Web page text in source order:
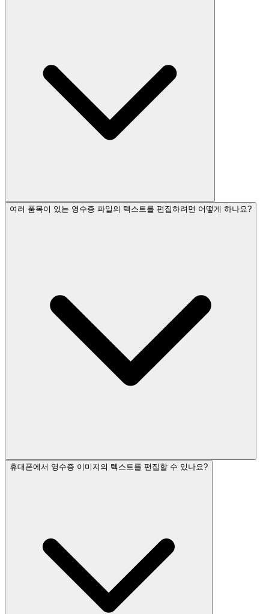
여러 품목이 있는 영수증 파일의 텍스트를 편집하려면 어떻게 하나요?
휴대폰에서 영수증 이미지의 텍스트를 편집할 수 있나요?